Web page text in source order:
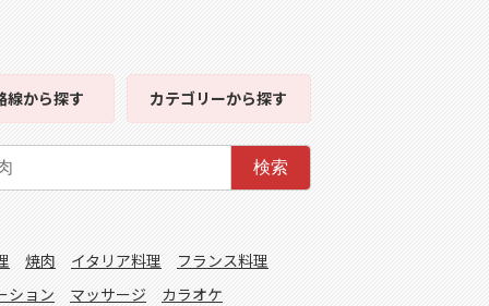
線から探す カテゴリーから探す
検索
焼肉 イタリア料理
フランス料理
ション マッサージ
カラオケ